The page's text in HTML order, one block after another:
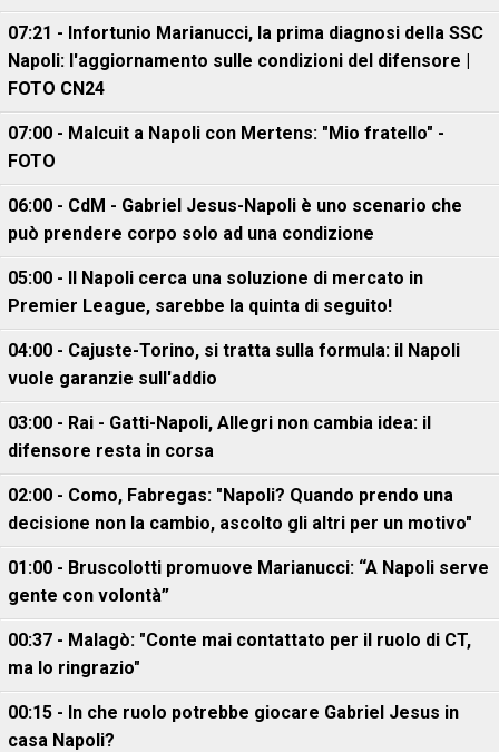
07:21 - Infortunio Marianucci, la prima diagnosi della SSC
Napoli: l'aggiornamento sulle condizioni del difensore |
FOTO CN24
07:00 - Malcuit a Napoli con Mertens: "Mio fratello" -
FOTO
06:00 - CdM - Gabriel Jesus-Napoli è uno scenario che
può prendere corpo solo ad una condizione
05:00 - Il Napoli cerca una soluzione di mercato in
Premier League, sarebbe la quinta di seguito!
04:00 - Cajuste-Torino, si tratta sulla formula: il Napoli
vuole garanzie sull'addio
03:00 - Rai - Gatti-Napoli, Allegri non cambia idea: il
difensore resta in corsa
02:00 - Como, Fabregas: "Napoli? Quando prendo una
decisione non la cambio, ascolto gli altri per un motivo"
01:00 - Bruscolotti promuove Marianucci: “A Napoli serve
gente con volontà”
00:37 - Malagò: "Conte mai contattato per il ruolo di CT,
ma lo ringrazio"
00:15 - In che ruolo potrebbe giocare Gabriel Jesus in
casa Napoli?